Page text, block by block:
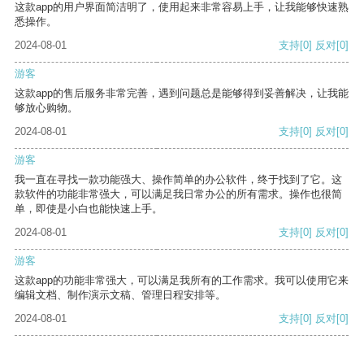
这款app的用户界面简洁明了，使用起来非常容易上手，让我能够快速熟
悉操作。
2024-08-01
支持[0] 反对[0]
游客
这款app的售后服务非常完善，遇到问题总是能够得到妥善解决，让我能
够放心购物。
2024-08-01
支持[0] 反对[0]
游客
我一直在寻找一款功能强大、操作简单的办公软件，终于找到了它。这
款软件的功能非常强大，可以满足我日常办公的所有需求。操作也很简
单，即使是小白也能快速上手。
2024-08-01
支持[0] 反对[0]
游客
这款app的功能非常强大，可以满足我所有的工作需求。我可以使用它来
编辑文档、制作演示文稿、管理日程安排等。
2024-08-01
支持[0] 反对[0]